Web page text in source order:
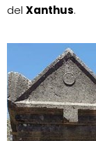
del Xanthus.